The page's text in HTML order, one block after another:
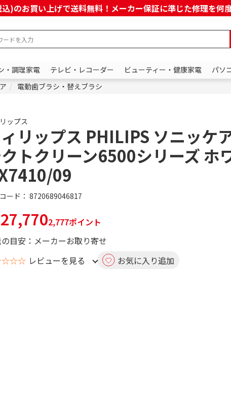
)のお買い上げで送料無料！メーカー保証に準じた修理を何
・調理家電 テレビ・レコーダー ビューティー・健康家電
パソ
電動歯ブラシ・替えブラシ
ップス
リップス PHILIPS ソニッケ
トクリーン6500シリーズ ホ
09
ード： 8720689046817
2,777ポイント
目安：メーカーお取り寄せ
レビューを見る お気に入り追加